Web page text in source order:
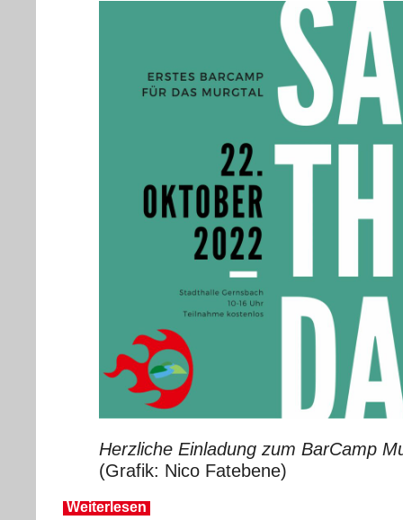
Herzliche Einladung zum BarCamp
(Grafik: Nico Fatebene)
Weiterlesen